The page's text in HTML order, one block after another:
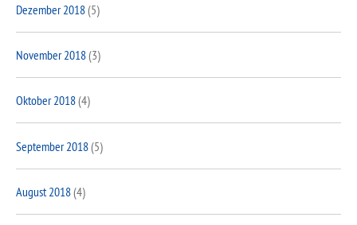
Dezember 2018(5)
November 2018(3)
Oktober 2018(4)
September 2018(5)
August 2018(4)